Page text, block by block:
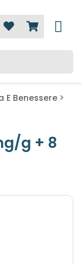
E Benessere
g + 8